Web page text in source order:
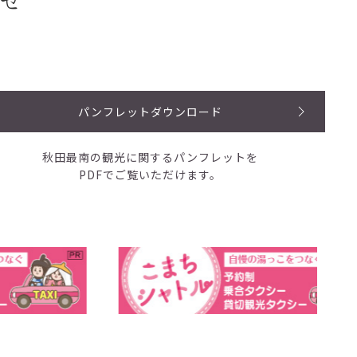
パンフレットダウンロード
秋田最南の観光に関するパンフレットを
PDFでご覧いただけます。